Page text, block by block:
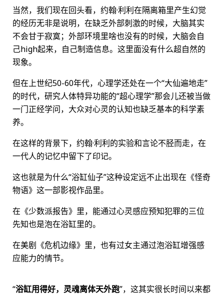
当然，我们现在回头看，约翰·利利在隔离箱里产生幻觉
的经历无非是说明，在缺乏外部刺激的时候，大脑其实
不会甘于寂寞；外部环境里啥也没有的时候，大脑会自
己high起来，自己制造信息。这里面没有什么超自然的
现象。
但在上世纪50-60年代，心理学还处在一个“大仙遍地走”
的时代，研究人体特异功能的“超心理学”那会儿还被当做
一门正经学问，大众对心灵的认知也缺乏基本的科学素
养。
在这样的背景下，约翰·利利的实验和言论不胫而走，在
一代人的记忆中留下了印记。
这也就是为什么“浴缸仙子”这种设定远不止出现在《怪奇
物语》这一部影视作品里。
在《少数派报告》里，能通过心灵感应预知犯罪的三位
先知也是泡在浴缸里的。
在美剧《危机边缘》里，也有过女主通过泡浴缸增强感
应能力的情节。
“浴缸用得好，灵魂离体天外跑”，这其实很长时间以来都